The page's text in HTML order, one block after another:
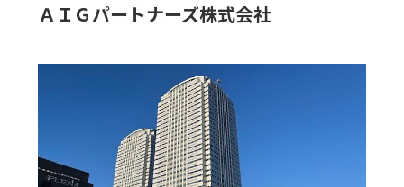
ＡＩＧパートナーズ株式会社